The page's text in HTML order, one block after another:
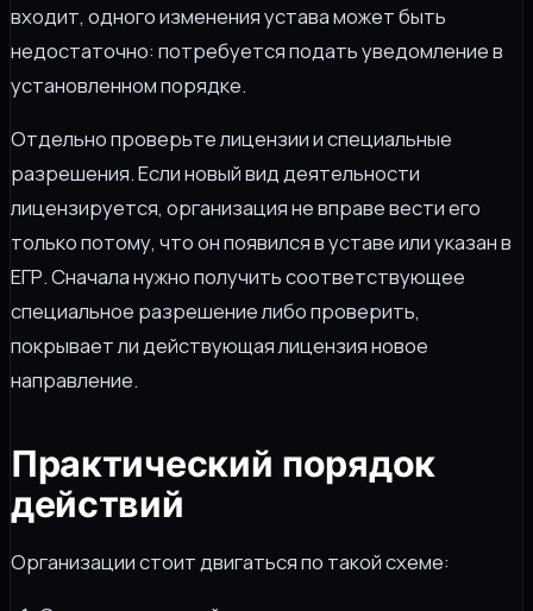
входит, одного изменения устава может быть
недостаточно: потребуется подать уведомление в
установленном порядке.
Отдельно проверьте лицензии и специальные
разрешения. Если новый вид деятельности
лицензируется, организация не вправе вести его
только потому, что он появился в уставе или указан в
ЕГР. Сначала нужно получить соответствующее
специальное разрешение либо проверить,
покрывает ли действующая лицензия новое
направление.
Практический порядок
действий
Организации стоит двигаться по такой схеме: